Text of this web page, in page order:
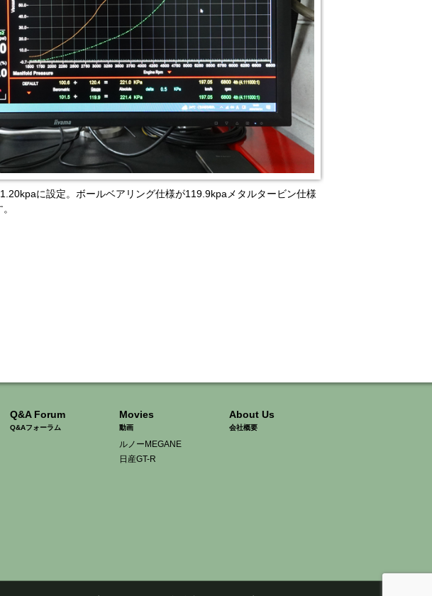
に設定。ボールベアリング仕様が119.9kpaメタルタービン仕様
Q&A Forum
Q&Aフォーラム
Movies
動画
ルノーMEGANE
日産GT-R
About Us
会社概要